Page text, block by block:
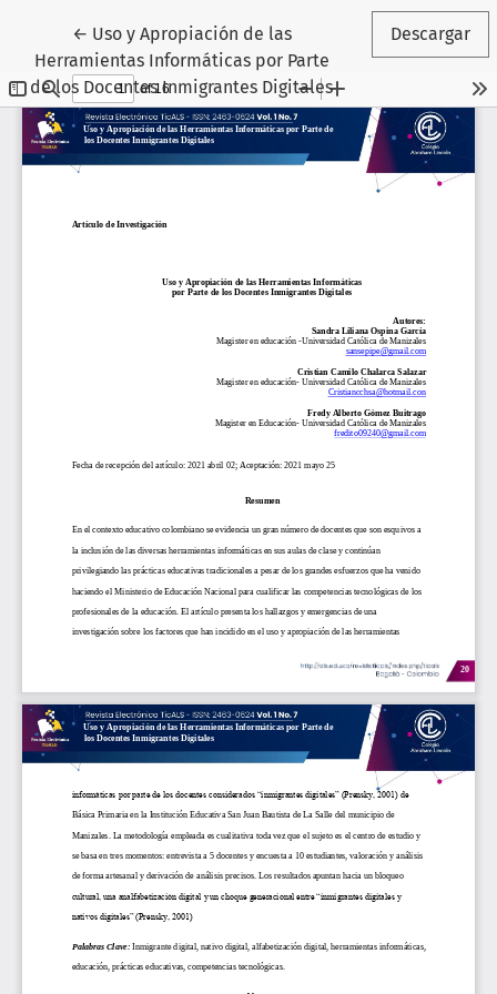
← Volver a los detalles del artículo
Uso y Apropiación de las
Herramientas Informáticas por Parte
de los Docentes Inmigrantes Digitales
Descargar